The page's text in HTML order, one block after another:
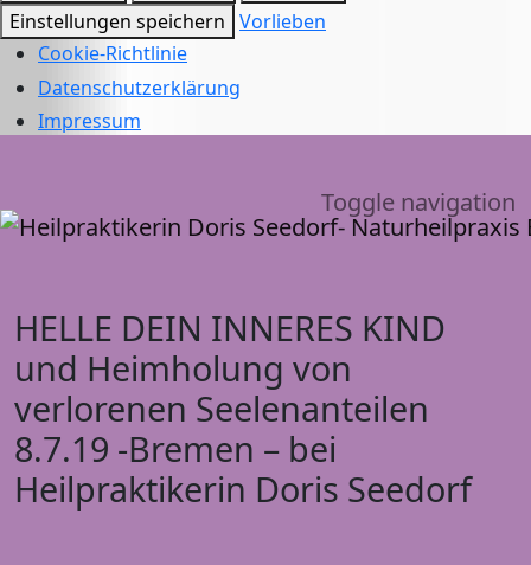
Einstellungen speichern Vorlieben
Cookie-Richtlinie
Datenschutzerklärung
Impressum
Toggle navigation
HELLE DEIN INNERES KIND
und Heimholung von
verlorenen Seelenanteilen
8.7.19 -Bremen – bei
Heilpraktikerin Doris Seedorf